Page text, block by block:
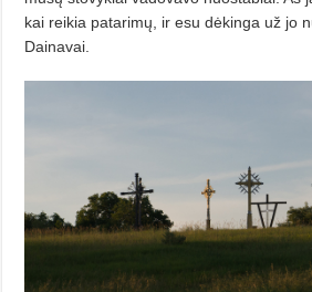
kai reikia patarimų, ir esu dėkinga už jo
Dainavai.